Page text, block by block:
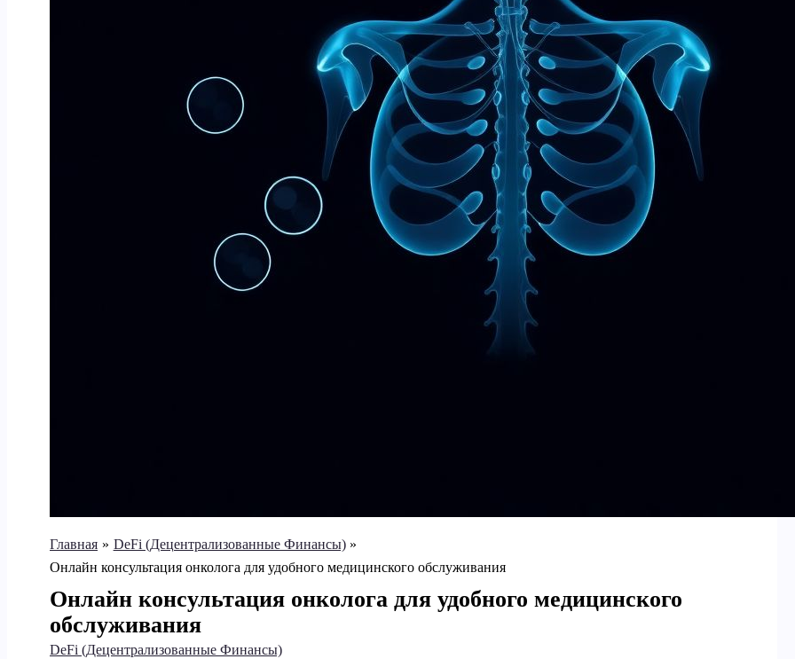
Главная
DeFi (Децентрализованные Финансы)
Онлайн консультация онколога для удобного медицинского обслуживания
Онлайн консультация онколога для удобного медицинского
обслуживания
DeFi (Децентрализованные Финансы)